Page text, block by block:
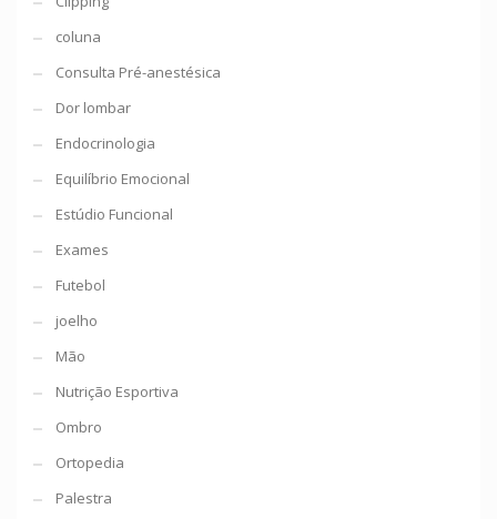
coluna
Consulta Pré-anestésica
Dor lombar
Endocrinologia
Equilíbrio Emocional
Estúdio Funcional
Exames
Futebol
joelho
Mão
Nutrição Esportiva
Ombro
Ortopedia
Palestra